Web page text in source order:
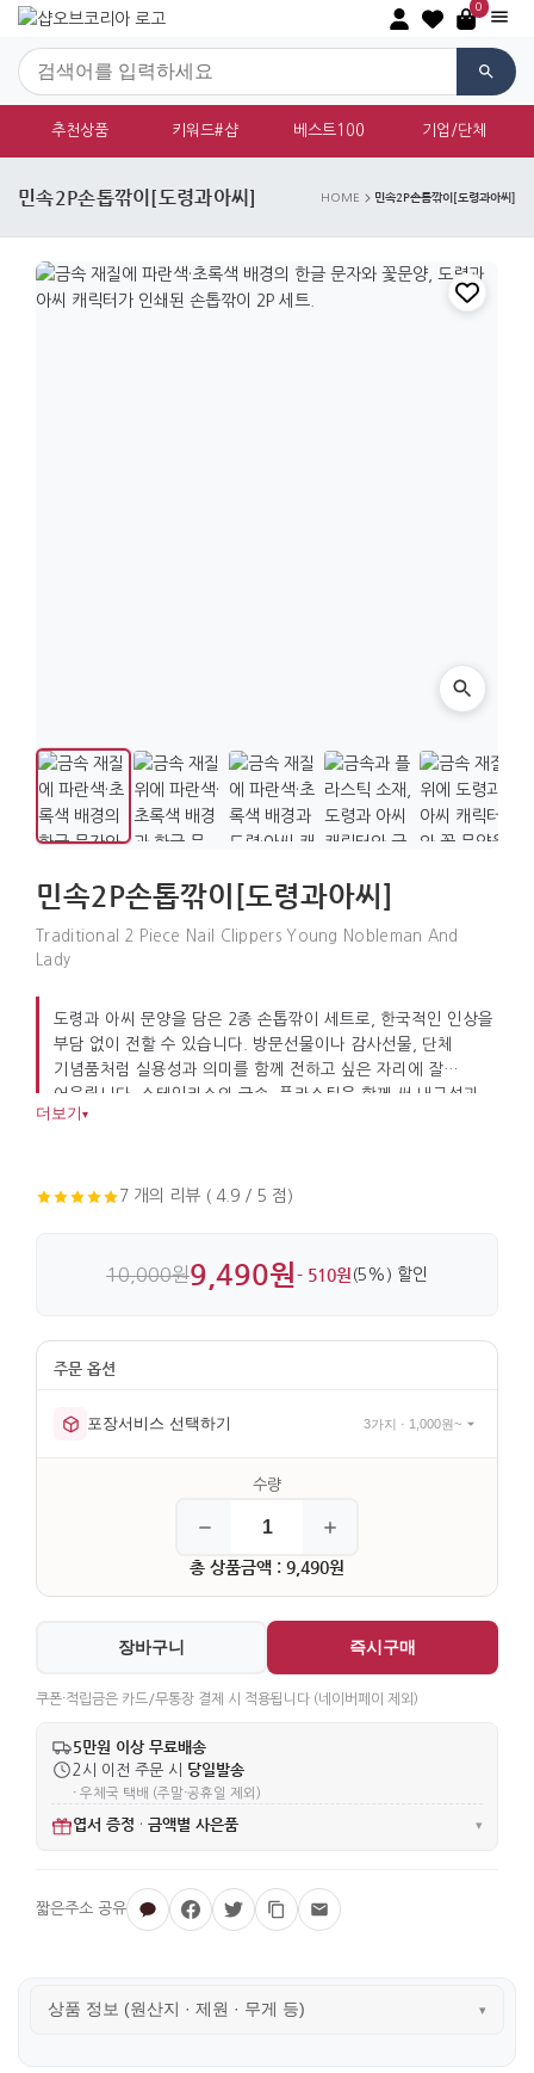
0
추천상품 키워드#샵 베스트100 기업/단체
민속2P손톱깎이[도령과아씨] HOME 민속2P손톱깎이[도령과아씨]
민속2P손톱깎이[도령과아씨]
Traditional 2 Piece Nail Clippers Young Nobleman And
Lady
도령과 아씨 문양을 담은 2종 손톱깎이 세트로, 한국적인 인상을
부담 없이 전할 수 있습니다. 방문선물이나 감사선물, 단체
기념품처럼 실용성과 의미를 함께 전하고 싶은 자리에 잘
어울립니다. 스테인리스와 금속, 플라스틱을 함께 써 내구성과
사용감도 챙겼습니다.
더보기 ▾
7 개의 리뷰 ( 4.9 / 5 점)
10,000원9,490원- 510원 (5%) 할인
포장서비스 선택하기 3가지 · 1,000원~
총 상품금액 : 9,490원
장바구니 즉시구매
쿠폰·적립금은 카드/무통장 결제 시 적용됩니다 (네이버페이 제외)
5만원 이상 무료배송
2시 이전 주문 시 당일발송
· 우체국 택배 (주말·공휴일 제외)
엽서 증정 · 금액별 사은품 ▾
상품 정보 (원산지 · 제원 · 무게 등) ▾